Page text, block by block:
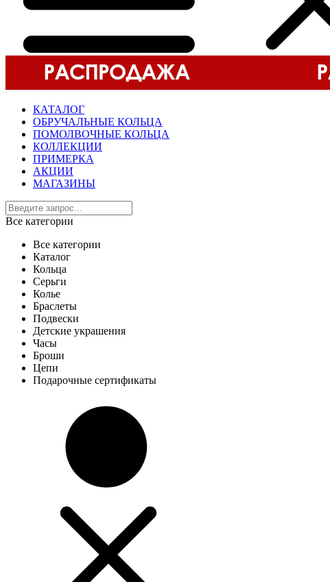
КАТАЛОГ
ОБРУЧАЛЬНЫЕ КОЛЬЦА
ПОМОЛВОЧНЫЕ КОЛЬЦА
КОЛЛЕКЦИИ
ПРИМЕРКА
АКЦИИ
МАГАЗИНЫ
Все категории
Все категории
Каталог
Кольца
Серьги
Колье
Браслеты
Подвески
Детские украшения
Часы
Броши
Цепи
Подарочные сертификаты